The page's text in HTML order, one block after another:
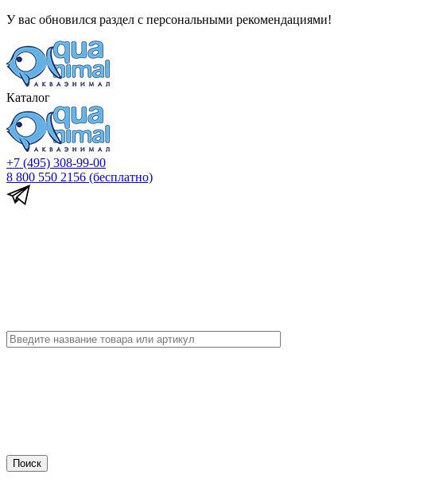
У вас обновился раздел с персональными рекомендациями!
Каталог
+7 (495) 308-99-00
8 800 550 2156 (бесплатно)